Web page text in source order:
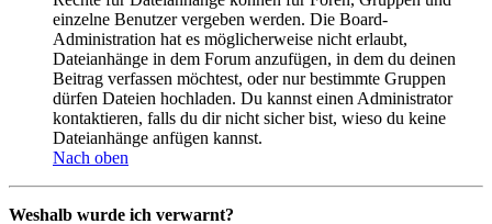
einzelne Benutzer vergeben werden. Die Board-
Administration hat es möglicherweise nicht erlaubt,
Dateianhänge in dem Forum anzufügen, in dem du deinen
Beitrag verfassen möchtest, oder nur bestimmte Gruppen
dürfen Dateien hochladen. Du kannst einen Administrator
kontaktieren, falls du dir nicht sicher bist, wieso du keine
Dateianhänge anfügen kannst.
Nach oben
Weshalb wurde ich verwarnt?